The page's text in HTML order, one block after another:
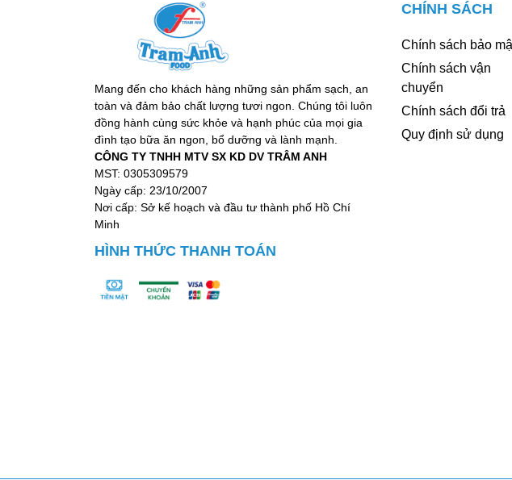
Mang đến cho khách hàng những sản phẩm sạch, an
toàn và đảm bảo chất lượng tươi ngon. Chúng tôi luôn
đồng hành cùng sức khỏe và hạnh phúc của mọi gia
đình tạo bữa ăn ngon, bổ dưỡng và lành mạnh.
CÔNG TY TNHH MTV SX KD DV TRÂM ANH
MST: 0305309579
Ngày cấp: 23/10/2007
Nơi cấp: Sở kế hoạch và đầu tư thành phố Hồ Chí
Minh
HÌNH THỨC THANH TOÁN
CHÍNH SÁCH
Chính sách bảo
Chính sách vận
chuyển
Chính sách đổi trả
Quy định sử dụng